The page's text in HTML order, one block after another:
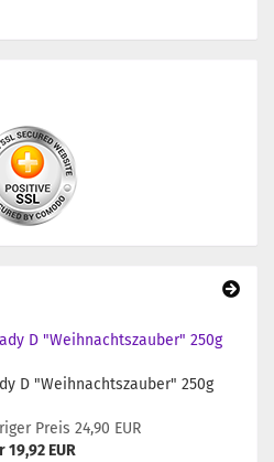
D "Weihnachtszauber" 250g
Preis 24,90 EUR
19,92 EUR